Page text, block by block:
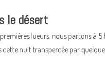
le désert
lueurs, nous partons à
cette nuit transpercée par